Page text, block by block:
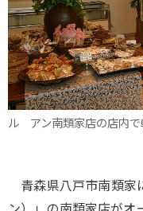
ル アン南類家店の店内
青森県八戸市南類